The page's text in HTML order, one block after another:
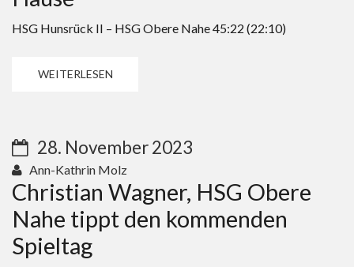
HSG Hunsrück II – HSG Obere Nahe 45:22 (22:10)
WEITERLESEN
28. November 2023
Ann-Kathrin Molz
Christian Wagner, HSG Obere
Nahe tippt den kommenden
Spieltag